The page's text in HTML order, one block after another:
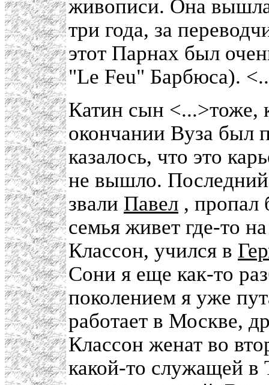
живописи. Она вышла
три года, за
этот Парнах был
"Le Feu" Барбюса).
Катин сын <...>тоже,
окончании Вуза был
казалось, что это
не вышло.
звали Павел , пропал
семья живет где-то
Классон, учился в
Сони я еще как-то
поколением я уже
работает в Москве,
Классон женат во
какой-то служащей в